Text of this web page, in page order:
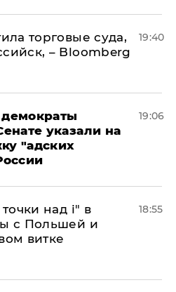
торговые суда,
– Bloomberg
19:40
указали на
"адских
19:06
над і" в
с Польшей и
витке
18:55